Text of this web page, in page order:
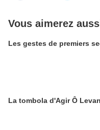
Vous aimerez
Les gestes de premiers
La tombola d'Agir Ô